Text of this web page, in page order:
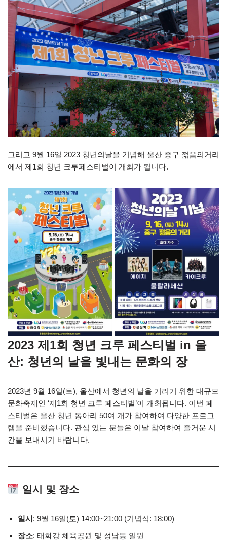
그리고 9월 16일 2023 청년의날을 기념해 울산 중구 젊음의거리
에서 제1회 청년 크루페스티벌이 개최가 됩니다.
2023 제1회 청년 크루 페스티벌 in 울
산: 청년의 날을 빛내는 문화의 장
2023년 9월 16일(토), 울산에서 청년의 날을 기리기 위한 대규모
문화축제인 ‘제1회 청년 크루 페스티벌’이 개최됩니다. 이번 페
스티벌은 울산 청년 동아리 50여 개가 참여하여 다양한 프로그
램을 준비했습니다. 관심 있는 분들은 이날 참여하여 즐거운 시
간을 보내시기 바랍니다.
일시 및 장소
일시 : 9월 16일(토) 14:00~21:00 (기념식: 18:00)
장소: 태화강 체육공원 및 성남동 일원